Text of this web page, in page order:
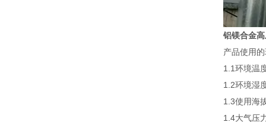
铝镁合金
产品使用
1.1环境温
1.2环境湿
1.3使用海
1.4大气压